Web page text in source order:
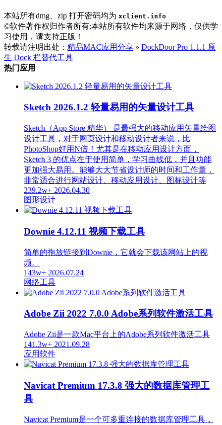
本站所有dmg、zip 打开密码均为 xclient.info
©软件著作权归作者所有;本站所有软件均来源于网络，仅供学
习使用，请支持正版！
转载请注明出处： 精品MAC应用分享 » DockDoor Pro 1.1.1 原
生 Dock 栏替代工具
热门应用
Sketch 2026.1.2 轻量易用的矢量设计工具
Sketch（App Store 精华） 是最强大的移动应用矢量绘图
设计工具，对于网页设计和移动设计者来说，比
PhotoShop好用N倍！尤其是在移动应用设计方面，
Sketch 3 的优点在于使用简单，学习曲线低，并且功能
更加强大易用。能够大大节省设计师的时间和工作量，
非常适合进行网站设计、移动应用设计、图标设计等
239.2w+ 2026.04.30
图形设计
Downie 4.12.11 视频下载工具
简单的拖放链接到Downie，它就会下载该网站上的视
频。
143w+ 2026.07.24
网络工具
Adobe Zii 2022 7.0.0 Adobe系列软件激活工具
Adobe Zii是一款Mac平台上的Adobe系列软件激活工具
141.3w+ 2021.09.28
应用软件
Navicat Premium 17.3.8 强大的数据库管理工
具
Navicat Premium是一个可多重连接的数据库管理工具，